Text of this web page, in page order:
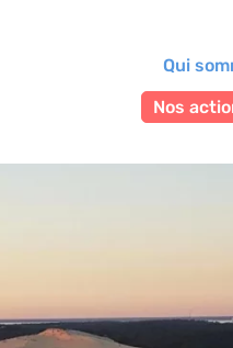
Qui
Nos